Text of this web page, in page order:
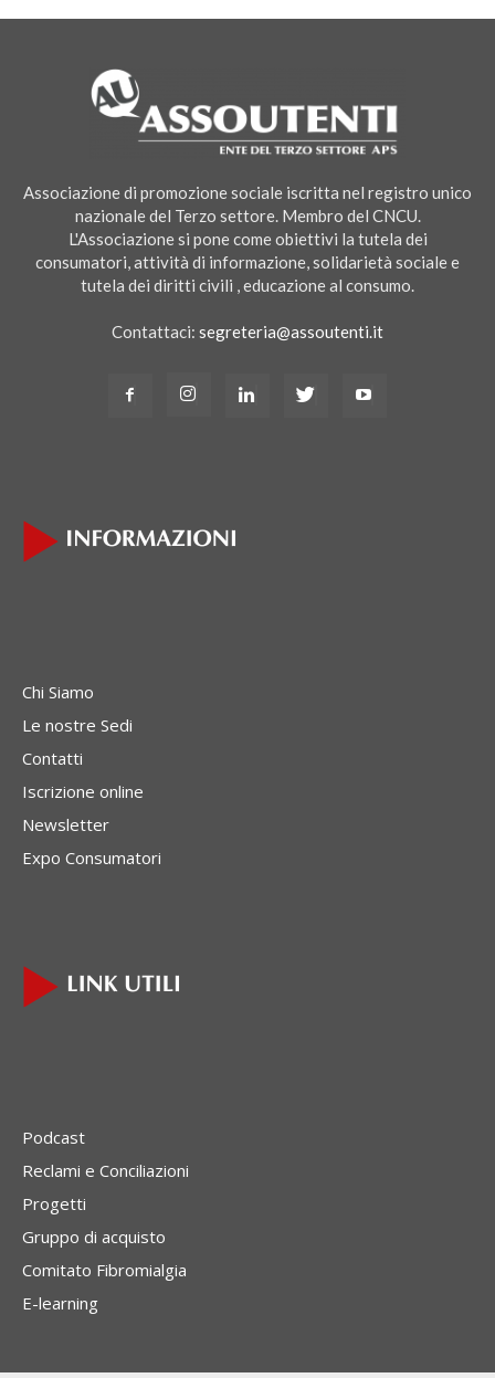
Associazione di promozione sociale iscritta nel registro unico
nazionale del Terzo settore. Membro del CNCU.
L'Associazione si pone come obiettivi la tutela dei
consumatori, attività di informazione, solidarietà sociale e
tutela dei diritti civili , educazione al consumo.
Contattaci: segreteria@assoutenti.it
Chi Siamo
Le nostre Sedi
Contatti
Iscrizione online
Newsletter
Expo Consumatori
Podcast
Reclami e Conciliazioni
Progetti
Gruppo di acquisto
Comitato Fibromialgia
E-learning